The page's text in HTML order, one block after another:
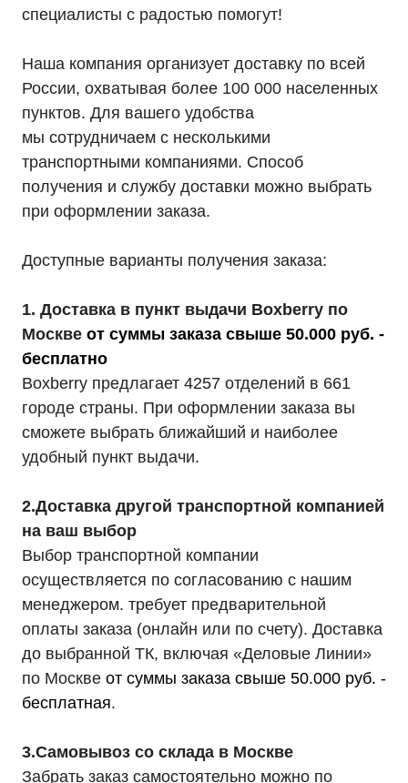
специалисты с радостью помогут!
Наша компания организует доставку по всей
России, охватывая более 100 000 населенных
пунктов. Для вашего удобства
мы сотрудничаем с несколькими
транспортными компаниями. Способ
получения и службу доставки можно выбрать
при оформлении заказа.
Доступные варианты получения заказа:
1. Доставка в пункт выдачи Boxberry по
Москве от суммы заказа свыше 50.000 руб. -
бесплатно
Boxberry предлагает 4257 отделений в 661
городе страны. При оформлении заказа вы
сможете выбрать ближайший и наиболее
удобный пункт выдачи.
2.Доставка другой транспортной компанией
на ваш выбор
Выбор транспортной компании
осуществляется по согласованию с нашим
менеджером. требует предварительной
оплаты заказа (онлайн или по счету). Доставка
до выбранной ТК, включая «Деловые Линии»
по Москве от суммы заказа свыше 50.000 руб. -
бесплатная.
3.Самовывоз со склада в Москве
Забрать заказ самостоятельно можно по